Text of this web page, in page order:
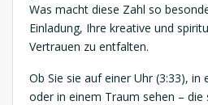
Was macht diese Zahl so
Einladung, Ihre kreative und
Vertrauen zu entfalten.
Ob Sie sie auf einer Uhr (3:33),
oder in einem Traum sehen –